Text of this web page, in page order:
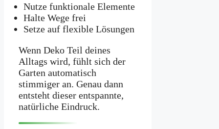
Nutze funktionale Elemente
Halte Wege frei
Setze auf flexible Lösungen
Wenn Deko Teil deines
Alltags wird, fühlt sich der
Garten automatisch
stimmiger an. Genau dann
entsteht dieser entspannte,
natürliche Eindruck.